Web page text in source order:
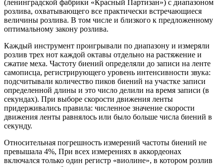
(ленинградской фабрики «Красный Партизан») с диапазоном
розлива, охватывающего все практически встречающиеся
величины розлива. В том числе и близкого к предложенному
оптимальному закону розлива.
Каждый инструмент проигрывали по диапазону и измеряли
розлив трех нот каждой октавы отдельно на растяжение и
сжатие меха. Частоту биений определяли до записи на ленте
самописца, регистрирующего уровень интенсивности звука:
подсчитывали количество пиков биений на участке записи
определенной длины и это число делили на время записи (в
секундах). При выборе скорости движения ленты
придерживались правила: численное значение скорости
движения ленты равнялось или было больше числа биений в
секунду.
Относительная погрешность измерений частоты биений не
превышала 4%, При всех измерениях в аккордеонах
включался только один регистр «виолине», в котором розлив